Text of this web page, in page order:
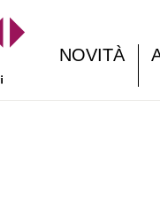
NOVITÀ